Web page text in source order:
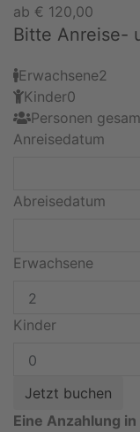
ab € 120,00
Bitte Anreise-
Erwachsene2
Kinder0
Personen
Anreisedatum
Abreisedatum
Erwachsene
Kinder
Eine Anzahlung